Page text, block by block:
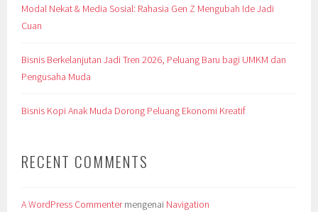
Modal Nekat & Media Sosial: Rahasia Gen Z Mengubah Ide Jadi
Cuan
Bisnis Berkelanjutan Jadi Tren 2026, Peluang Baru bagi UMKM dan
Pengusaha Muda
Bisnis Kopi Anak Muda Dorong Peluang Ekonomi Kreatif
RECENT COMMENTS
A WordPress Commentermengenai Navigation